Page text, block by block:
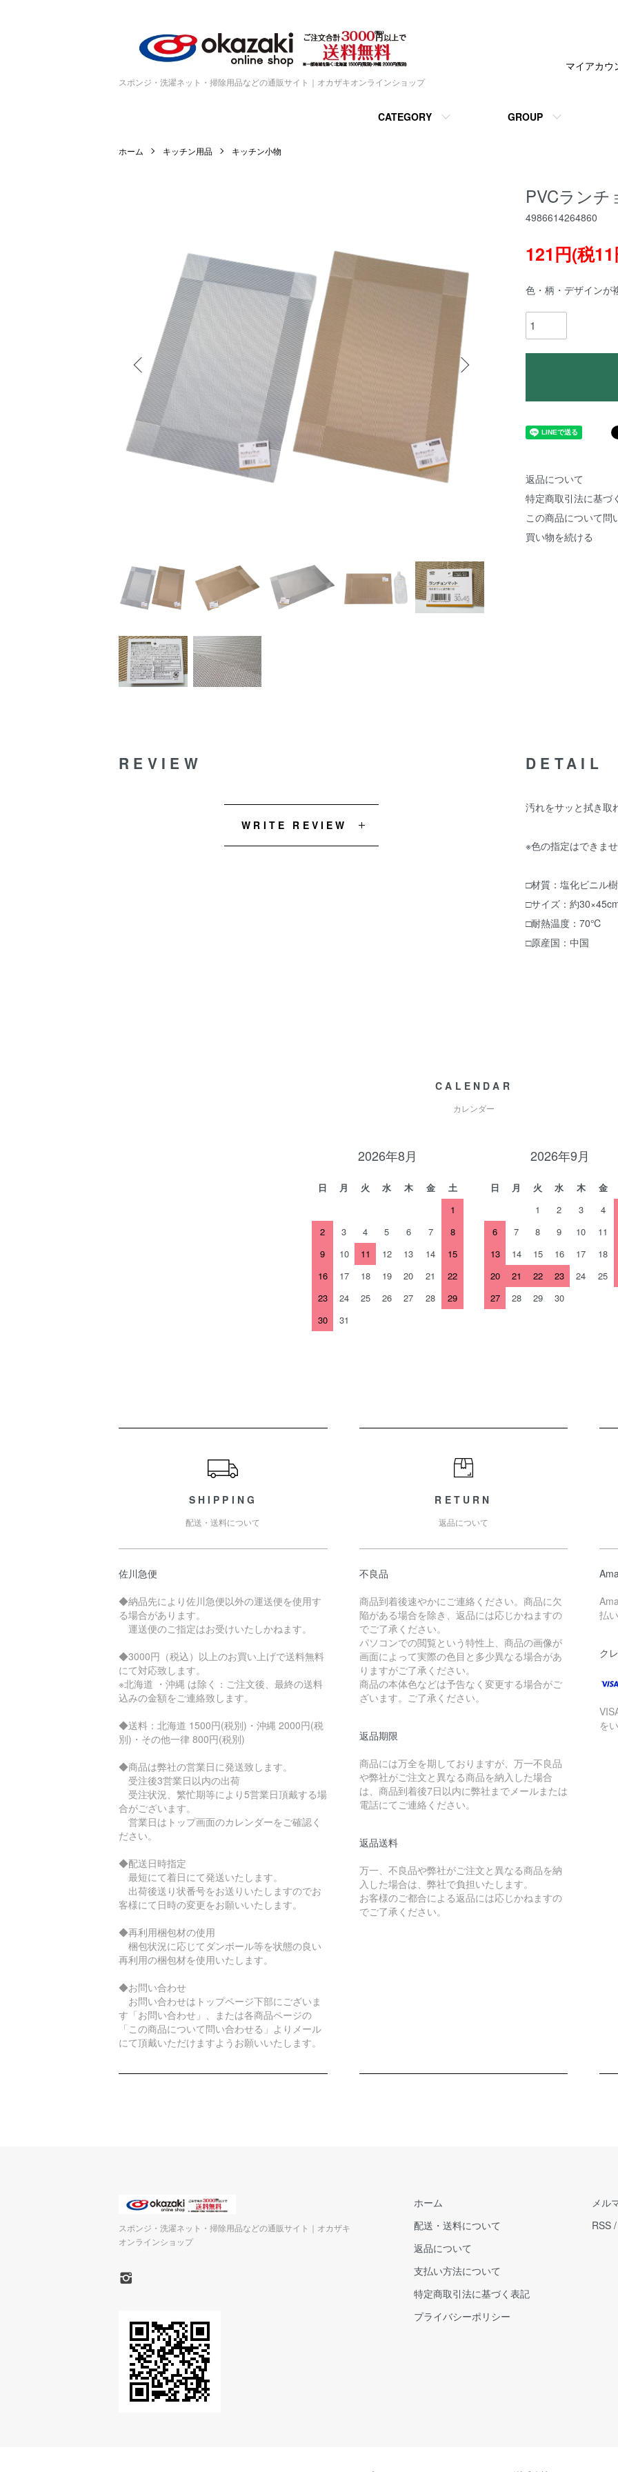
スポンジ・洗濯ネット・掃除用品などの通販サイト｜オカザキオンラインショップ
CATEGORY GROUP
マイアカウ
ホーム キッチン用品 キッチン小物
PVCラン
4986614264860
121円(税
色・柄・デザインが
返品について
特定商取引法に基づ
この商品について問
買い物を続ける
DETAIL
汚れをサッと拭き取
※色の指定はできませ
□材質：塩化ビニル
□サイズ：約
□耐熱温度：70℃
□原産国：中国
REVIEW
WRITE REVIEW
CALENDAR
カレンダー
2026年8月
日 月 火 水 木 金
土
1
2
3 4 5 6 7
8
9
10 11 12 13 14
15
16
17 18 19 20 21
22
23
24 25 26 27 28
29
30
31
2026年9月
日 月 火 水 木 金
1
2 3 4
6
7 8 9 10 11
13
14 15 16 17 18
20
21 22 23 24 25
27
28 29 30
SHIPPING
配送・送料について
佐川急便
◆納品先により佐川急便以外の運送便を使用す
る場合があります。
運送便のご指定はお受けいたしかねます。
◆3000円（税込）以上のお買い上げで送料無料
にて対応致します。
※北海道 ・沖縄 は除く：ご注文後、最終の送料
込みの金額をご連絡致します。
◆送料：北海道 1500円(税別)・沖縄 2000円(税
別)・その他一律 800円(税別)
◆商品は弊社の営業日に発送致します。
受注後3営業日以内の出荷
受注状況、繁忙期等により5営業日頂戴する場
合がございます。
営業日はトップ画面のカレンダーをご確認く
ださい。
◆配送日時指定
最短にて着日にて発送いたします。
出荷後送り状番号をお送りいたしますのでお
客様にて日時の変更をお願いいたします。
◆再利用梱包材の使用
梱包状況に応じてダンボール等を状態の良い
再利用の梱包材を使用いたします。
◆お問い合わせ
お問い合わせはトップページ下部にございま
す「お問い合わせ」、または各商品ページの
「この商品について問い合わせる」よりメール
にて頂戴いただけますようお願いいたします。
RETURN
返品について
不良品
商品到着後速やかにご連絡ください。商品に欠
陥がある場合を除き、返品には応じかねますの
でご了承ください。
パソコンでの閲覧という特性上、商品の画像が
画面によって実際の色目と多少異なる場合があ
りますがご了承ください。
商品の本体色などは予告なく変更する場合がご
ざいます。ご了承ください。
返品期限
商品には万全を期しておりますが、万一不良品
や弊社がご注文と異なる商品を納入した場合
は、商品到着後7日以内に弊社までメールまたは
電話にてご連絡ください。
返品送料
万一、不良品や弊社がご注文と異なる商品を納
入した場合は、弊社で負担いたします。
お客様のご都合による返品には応じかねますの
でご了承ください。
払
ク
を
スポンジ・洗濯ネット・掃除用品などの通販サイト｜オカザキ
オンラインショップ
ホーム
配送・送料について
返品について
支払い方法について
特定商取引法に基づく表記
プライバシーポリシー
メル
RSS /